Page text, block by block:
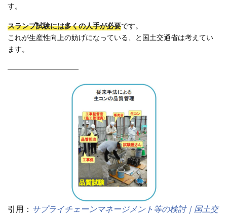
す。
スランプ試験には多くの人手が必要です。
これが生産性向上の妨げになっている、と国土交通省は考えてい
ます。
——————————
引用： サプライチェーンマネージメント等の検討｜国土交